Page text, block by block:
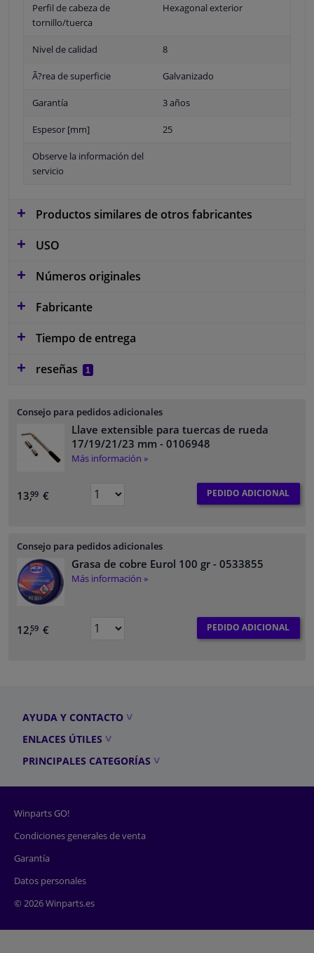
Perfil de cabeza de
tornillo/tuerca
Hexagonal exterior
Nivel de calidad 8
Ã?rea de superficie Galvanizado
Garantía 3 años
Espesor [mm] 25
Observe la información del
servicio
Productos similares de otros fabricantes
USO
Números originales
Fabricante
Tiempo de entrega
reseñas
1
Consejo para pedidos adicionales
Llave extensible para tuercas de rueda
17/19/21/23 mm - 0106948
Más información »
13,99 € PEDIDO ADICIONAL
Consejo para pedidos adicionales
Grasa de cobre Eurol 100 gr - 0533855
Más información »
12,59 € PEDIDO ADICIONAL
AYUDA Y CONTACTO
ENLACES ÚTILES
PRINCIPALES CATEGORÍAS
Winparts GO!
Condiciones generales de venta
Garantía
Datos personales
© 2026 Winparts.es